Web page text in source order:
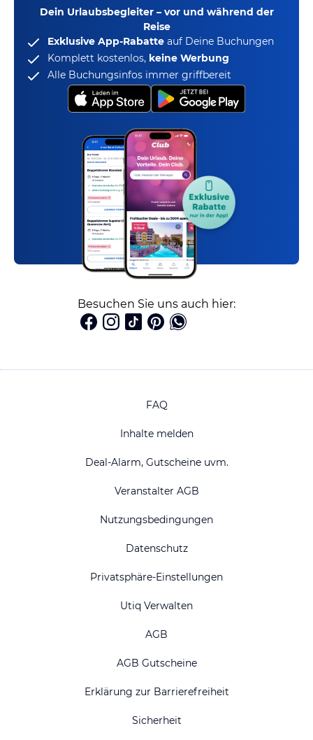
Dein Urlaubsbegleiter – vor und während der
Reise
Exklusive App-Rabatte auf Deine Buchungen
Komplett kostenlos, keine Werbung
Alle Buchungsinfos immer griffbereit
Besuchen Sie uns auch hier:
FAQ
Inhalte melden
Deal-Alarm, Gutscheine uvm.
Veranstalter AGB
Nutzungsbedingungen
Datenschutz
Privatsphäre-Einstellungen
Utiq Verwalten
AGB
AGB Gutscheine
Erklärung zur Barrierefreiheit
Sicherheit